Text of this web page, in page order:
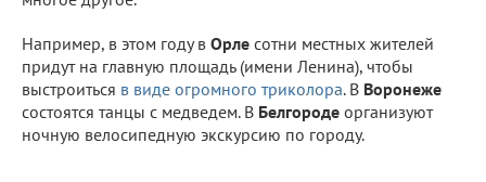
Например, в этом году в Орле сотни местных жителей
придут на главную площадь (имени Ленина), чтобы
выстроиться в виде огромного триколора. В Воронеже
состоятся танцы с медведем. В Белгороде организуют
ночную велосипедную экскурсию по городу.